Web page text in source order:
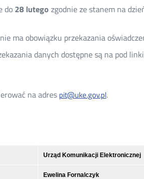
do 28 lutego zgodnie ze stanem na
ma obowiązku przekazania
danych dostępne są na pod
na adres pit@uke.gov.pl.
Urząd Komunikacji Elektronicznej
Ewelina Fornalczyk